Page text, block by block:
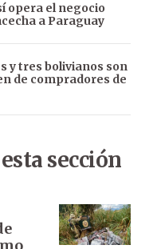
opera el negocio
a Paraguay
y tres bolivianos son
de compradores de
sección